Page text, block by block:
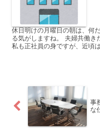
休日明けの月曜日の朝は、何
る気がしますね。 夫婦共働き
私も正社員の身ですが、近頃
事
な